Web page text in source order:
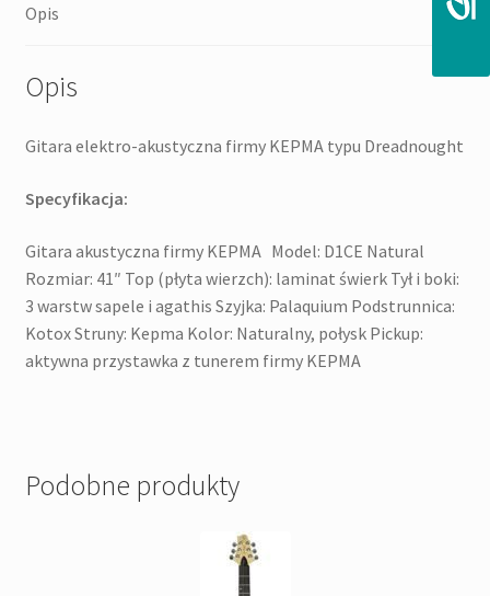
Opis
Opis
Gitara elektro-akustyczna firmy KEPMA typu Dreadnought
Specyfikacja:
Gitara akustyczna firmy KEPMA Model: D1CE Natural
Rozmiar: 41″ Top (płyta wierzch): laminat świerk Tył i boki:
3 warstw sapele i agathis Szyjka: Palaquium Podstrunnica:
Kotox Struny: Kepma Kolor: Naturalny, połysk Pickup:
aktywna przystawka z tunerem firmy KEPMA
Podobne produkty